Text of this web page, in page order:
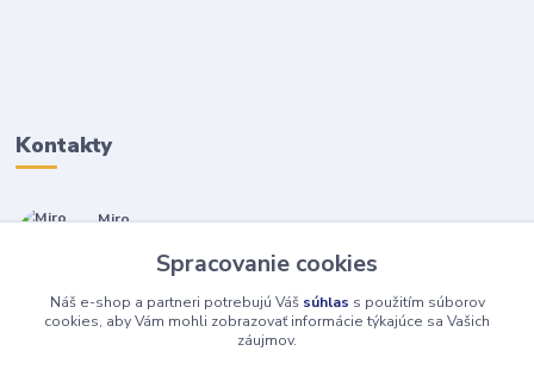
Kontakty
Miro
(Po-Pia, 7-17 hod.)
isopneumatiky@isopneumatiky.sk
Spracovanie cookies
Náš e-shop a partneri potrebujú Váš súhlas s použitím súborov
cookies, aby Vám mohli zobrazovať informácie týkajúce sa Vašich
záujmov.